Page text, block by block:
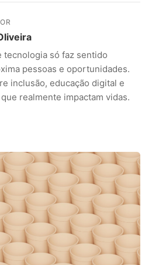
tecnologia só faz sentido
pessoas e oportunidades.
inclusão, educação digital e
realmente impactam vidas.